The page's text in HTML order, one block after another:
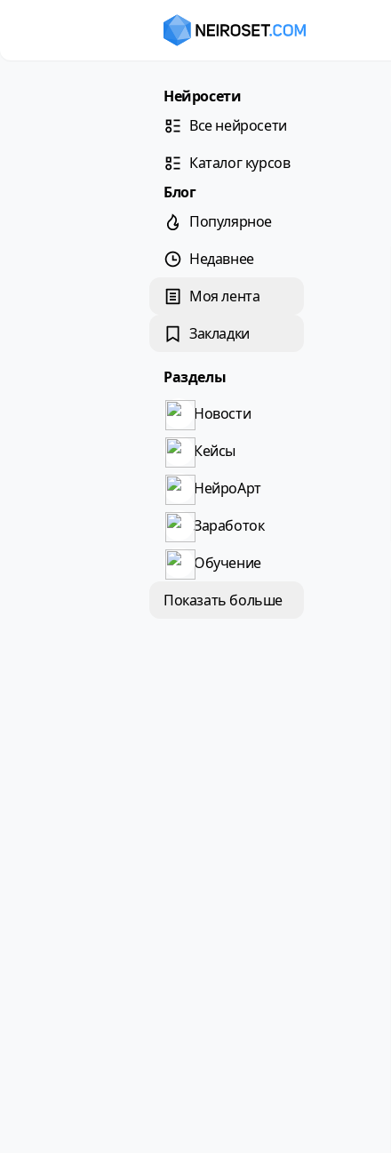
Нейросети
Все нейросети
Каталог курсов
Блог
Популярное
Недавнее
Моя лента
Закладки
Разделы
Новости
Кейсы
НейроАрт
Заработок
Обучение
Показать больше